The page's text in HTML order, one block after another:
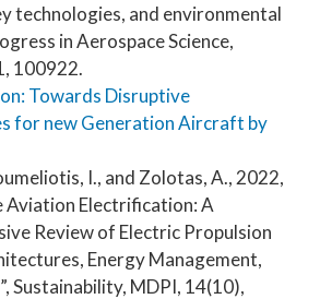
technologies, and environmental
in Aerospace Science,
100922.
Towards Disruptive
for new Generation Aircraft by
I., and Zolotas, A., 2022,
Aviation Electrification: A
Review of Electric Propulsion
Energy Management,
Sustainability, MDPI, 14(10),